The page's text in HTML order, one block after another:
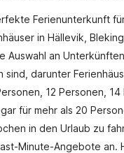
Ferienunterkunft
in Hällevik,
Auswahl an
darunter
12 Personen, 14
für mehr als 20
in den Urlaub zu
Minute-Angebote an.